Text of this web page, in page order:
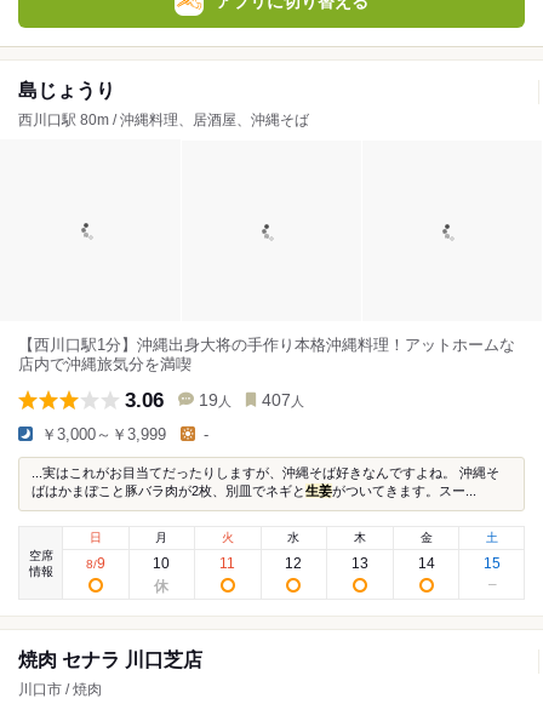
島じょうり
西川口駅 80m / 沖縄料理、居酒屋、沖縄そば
【西川口駅1分】沖縄出身大将の手作り本格沖縄料理！アットホームな
店内で沖縄旅気分を満喫
3.06 19 人 407 人
￥3,000～￥3,999 -
...実はこれがお目当てだったりしますが、沖縄そば好きなんですよね。 沖縄そ
ばはかまぼこと豚バラ肉が2枚、別皿でネギと生姜がついてきます。スー...
空席
情報
日
8/9
月
10
火
11
水
12
木
13
金
14
土
15
焼肉 セナラ 川口芝店
川口市 / 焼肉